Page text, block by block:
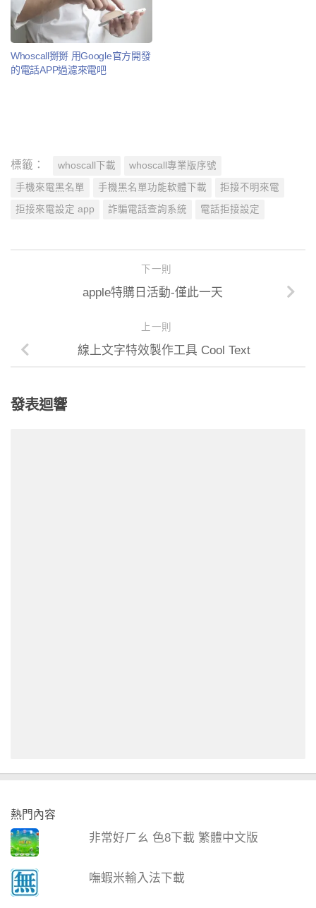
Whoscall掰掰 用Google官方開發
的電話APP過濾來電吧
標籤： whoscall下載 whoscall專業版序號
手機來電黑名單 手機黑名單功能軟體下載 拒接不明來電
拒接來電設定 app 詐騙電話查詢系統 電話拒接設定
下一則
apple特購日活動-僅此一天
上一則
線上文字特效製作工具 Cool Text
發表迴響
熱門內容
非常好ㄏㄠ 色8下載 繁體中文版
嘸蝦米輸入法下載